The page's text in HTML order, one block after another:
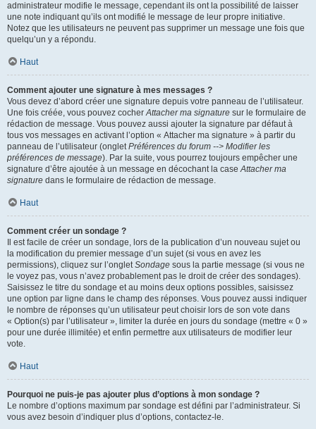
administrateur modifie le message, cependant ils ont la possibilité de laisser
une note indiquant qu’ils ont modifié le message de leur propre initiative.
Notez que les utilisateurs ne peuvent pas supprimer un message une fois que
quelqu’un y a répondu.
Haut
Comment ajouter une signature à mes messages ?
Vous devez d’abord créer une signature depuis votre panneau de l’utilisateur.
Une fois créée, vous pouvez cocherAttacher ma signature sur le formulaire de
rédaction de message. Vous pouvez aussi ajouter la signature par défaut à
tous vos messages en activant l’option « Attacher ma signature » à partir du
panneau de l’utilisateur (ongletPréférences du forum --> Modifier les
préférences de message). Par la suite, vous pourrez toujours empêcher une
signature d’être ajoutée à un message en décochant la caseAttacher ma
signature dans le formulaire de rédaction de message.
Haut
Comment créer un sondage ?
Il est facile de créer un sondage, lors de la publication d’un nouveau sujet ou
la modification du premier message d’un sujet (si vous en avez les
permissions), cliquez sur l’ongletSondage sous la partie message (si vous ne
le voyez pas, vous n’avez probablement pas le droit de créer des sondages).
Saisissez le titre du sondage et au moins deux options possibles, saisissez
une option par ligne dans le champ des réponses. Vous pouvez aussi indiquer
le nombre de réponses qu’un utilisateur peut choisir lors de son vote dans
« Option(s) par l’utilisateur », limiter la durée en jours du sondage (mettre « 0 »
pour une durée illimitée) et enfin permettre aux utilisateurs de modifier leur
vote.
Haut
Pourquoi ne puis-je pas ajouter plus d’options à mon sondage ?
Le nombre d’options maximum par sondage est défini par l’administrateur. Si
vous avez besoin d’indiquer plus d’options, contactez-le.